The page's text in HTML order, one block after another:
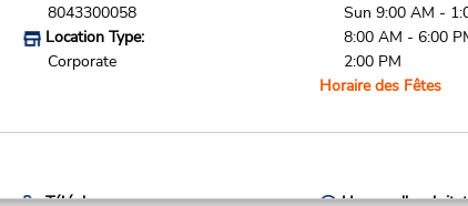
8043300058
Location Type:
Corporate
Sun 9:00 AM -
8:00 AM - 6:00
2:00 PM
Horaire des Fêtes